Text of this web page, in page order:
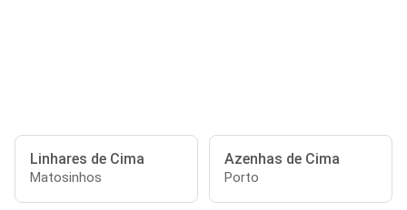
Linhares de Cima
Matosinhos
Azenhas de Cima
Porto